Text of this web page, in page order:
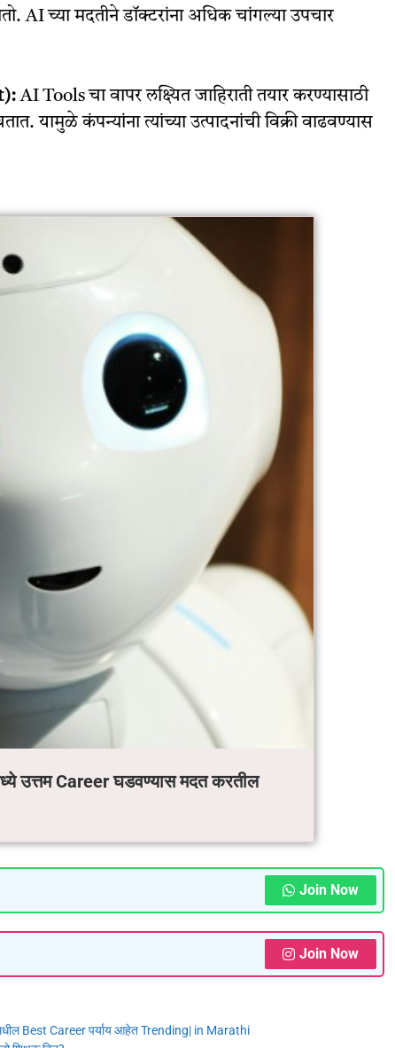
AI च्या मदतीने डॉक्टरांना अधिक चांगल्या उपचार
AI Tools चा वापर लक्ष्यित जाहिराती तयार करण्यासाठी
यामुळे कंपन्यांना त्यांच्या उत्पादनांची विक्री वाढवण्यास
उत्तम Career घडवण्यास मदत करतील
Join Now
Join Now
Best Career पर्याय आहेत Trending| in Marathi